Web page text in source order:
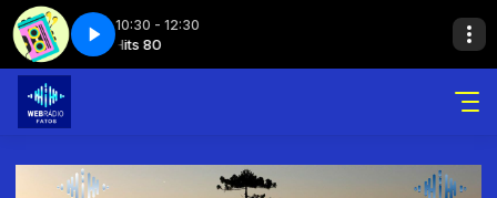
10:30 - 12:30
80 Hits 80
3 Hits 80 - Parte 3